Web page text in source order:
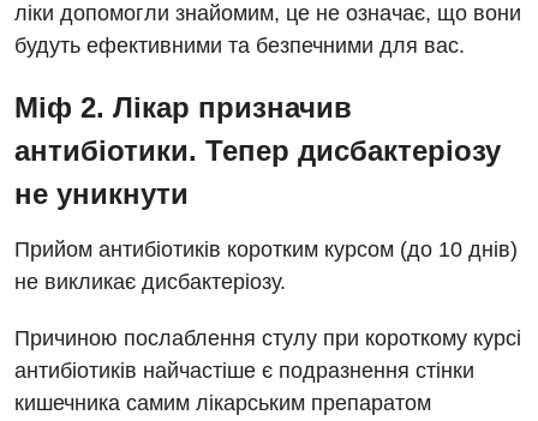
ліки допомогли знайомим, це не означає, що вони
будуть ефективними та безпечними для вас.
Міф 2. Лікар призначив
антибіотики. Тепер дисбактеріозу
не уникнути
Прийом антибіотиків коротким курсом (до 10 днів)
не викликає дисбактеріозу.
Причиною послаблення стулу при короткому курсі
антибіотиків найчастіше є подразнення стінки
кишечника самим лікарським препаратом